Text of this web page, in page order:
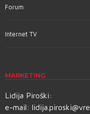
Forum
Internet TV
MARKETING
Lidija Piroški:
e-mail: